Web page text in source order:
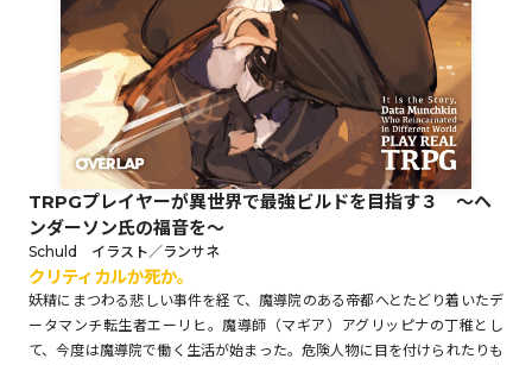
ロサージュノベルス
コミックガルド
TRPGプレイヤーが異世界で最強ビルドを目指す３ ～ヘ
ンダーソン氏の福音を～
Schuld イラスト／ランサネ
クリティカルか死か。
妖精にまつわる悲しい事件を経て、魔導院のある帝都へとたどり着いたデ
ータマンチ転生者エーリヒ。魔導師（マギア）アグリッピナの丁稚とし
て、今度は魔導院で働く生活が始まった。危険人物に目を付けられたりも